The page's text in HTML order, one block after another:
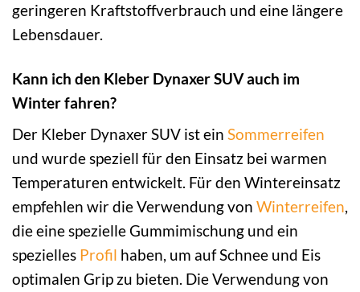
geringeren Kraftstoffverbrauch und eine längere
Lebensdauer.
Kann ich den Kleber Dynaxer SUV auch im
Winter fahren?
Der Kleber Dynaxer SUV ist ein Sommerreifen
und wurde speziell für den Einsatz bei warmen
Temperaturen entwickelt. Für den Wintereinsatz
empfehlen wir die Verwendung von Winterreifen,
die eine spezielle Gummimischung und ein
spezielles Profil haben, um auf Schnee und Eis
optimalen Grip zu bieten. Die Verwendung von